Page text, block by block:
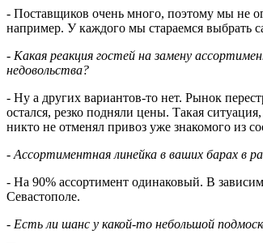
- Поставщиков очень много, поэтому мы не
например. У каждого мы стараемся выбрать
- Какая реакция гостей на замену
недовольства?
- Ну а других вариантов-то нет. Рынок
остался, резко подняли цены. Такая
никто не отменял привоз уже знакомого из
- Ассортиментная линейка в ваших барах в
- На 90% ассортимент одинаковый. В
Севастополе.
- Есть ли шанс у какой-то небольшой